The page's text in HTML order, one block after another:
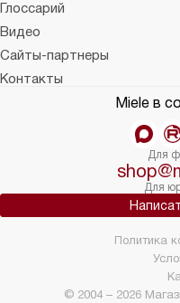
Глоссарий
Видео
Сайты-партнеры
Контакты
Miele в
Для
Для
© 2004 – 2026
Политика